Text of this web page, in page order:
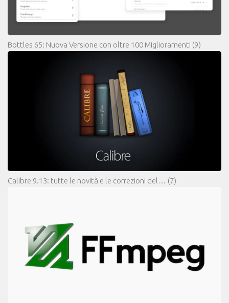
Bottles 65: Nuova Versione con oltre 100 Miglioramenti (9)
Calibre 9.13: tutte le novità e le correzioni del… (7)